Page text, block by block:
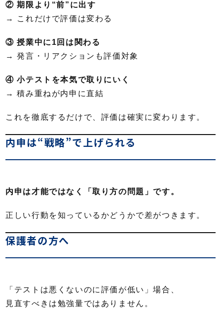
② 期限より“前”に出す
→ これだけで評価は変わる
③ 授業中に1回は関わる
→ 発言・リアクションも評価対象
④ 小テストを本気で取りにいく
→ 積み重ねが内申に直結
これを徹底するだけで、評価は確実に変わります。
内申は“戦略”で上げられる
内申は才能ではなく「取り方の問題」です。
正しい行動を知っているかどうかで差がつきます。
保護者の方へ
「テストは悪くないのに評価が低い」場合、
見直すべきは勉強量ではありません。